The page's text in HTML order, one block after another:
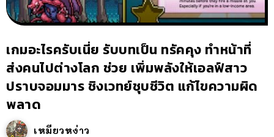
เกมอะไรครับเนี่ย รับบทเป็น ทรัคคุง ทำหน้าที่
ส่งคนไปต่างโลก ช่วย เพิ่มพลังให้เอลฟ์สาว
ปราบจอมมาร ชิงเวทย์ชุบชีวิต แก้ไขความผิด
พลาด
เหมียวหง่าว